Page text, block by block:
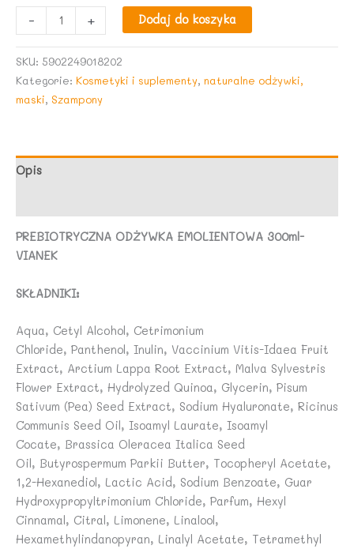
-
PREBIOTRYCZNA
ODŻYWKA
300ml-
VIANEK
+ Dodaj do koszyka
SKU: 5902249018202
Kategorie: Kosmetyki i suplementy, naturalne odżywki,
maski, Szampony
Opis
PREBIOTRYCZNA ODŻYWKA EMOLIENTOWA 300ml-
VIANEK
SKŁADNIKI:
Aqua, Cetyl Alcohol, Cetrimonium
Chloride, Panthenol, Inulin, Vaccinium Vitis-Idaea Fruit
Extract, Arctium Lappa Root Extract, Malva Sylvestris
Flower Extract, Hydrolyzed Quinoa, Glycerin, Pisum
Sativum (Pea) Seed Extract, Sodium Hyaluronate, Ricinus
Communis Seed Oil, Isoamyl Laurate, Isoamyl
Cocate, Brassica Oleracea Italica Seed
Oil, Butyrospermum Parkii Butter, Tocopheryl Acetate,
1,2-Hexanediol, Lactic Acid, Sodium Benzoate, Guar
Hydroxypropyltrimonium Chloride, Parfum, Hexyl
Cinnamal, Citral, Limonene, Linalool,
Hexamethylindanopyran, Linalyl Acetate, Tetramethyl